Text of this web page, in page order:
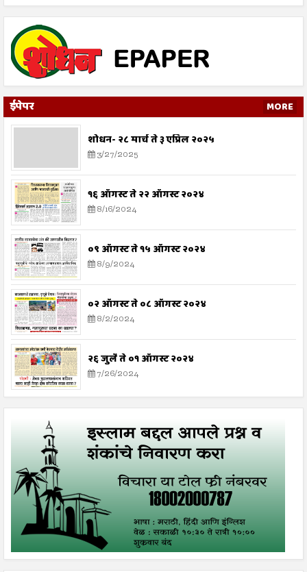
ईपेपर MORE
शोधन- २८ मार्च ते ३ एप्रिल २०२५
3/27/2025
१६ ऑगस्ट ते २२ ऑगस्ट २०२४
8/16/2024
०९ ऑगस्ट ते १५ ऑगस्ट २०२४
8/9/2024
०२ ऑगस्ट ते ०८ ऑगस्ट २०२४
8/2/2024
२६ जुलै ते ०१ ऑगस्ट २०२४
7/26/2024